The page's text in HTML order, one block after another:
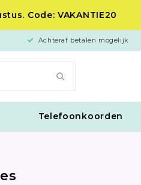
Code: VAKANTIE20
Achteraf betalen mogelijk
Telefoonkoorden